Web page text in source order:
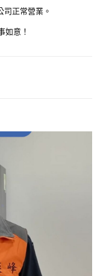
正常營業。
如意！